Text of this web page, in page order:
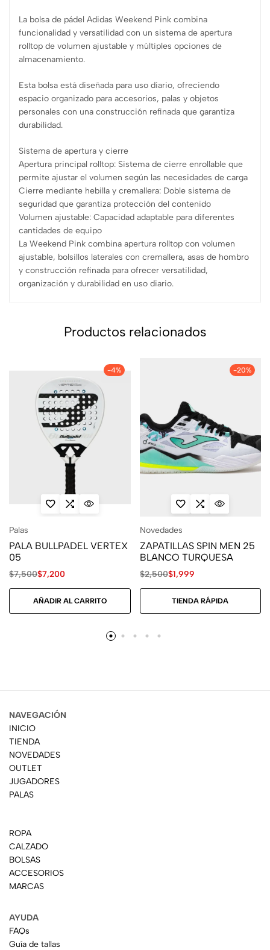
La bolsa de pádel Adidas Weekend Pink combina
funcionalidad y versatilidad con un sistema de apertura
rolltop de volumen ajustable y múltiples opciones de
almacenamiento.
Esta bolsa está diseñada para uso diario, ofreciendo
espacio organizado para accesorios, palas y objetos
personales con una construcción refinada que garantiza
durabilidad.
Sistema de apertura y cierre
Apertura principal rolltop: Sistema de cierre enrollable que
permite ajustar el volumen según las necesidades de carga
Cierre mediante hebilla y cremallera: Doble sistema de
seguridad que garantiza protección del contenido
Volumen ajustable: Capacidad adaptable para diferentes
cantidades de equipo
La Weekend Pink combina apertura rolltop con volumen
ajustable, bolsillos laterales con cremallera, asas de hombro
y construcción refinada para ofrecer versatilidad,
organización y durabilidad en uso diario.
Productos relacionados
-4%
Palas
PALA BULLPADEL VERTEX
05
$7,500$7,200
AÑADIR AL CARRITO
-20%
Novedades
ZAPATILLAS SPIN MEN 25
BLANCO TURQUESA
$2,500$1,999
TIENDA RÁPIDA
NAVEGACIÓN
INICIO
TIENDA
NOVEDADES
OUTLET
JUGADORES
PALAS
ROPA
CALZADO
BOLSAS
ACCESORIOS
MARCAS
AYUDA
FAQs
Guía de tallas